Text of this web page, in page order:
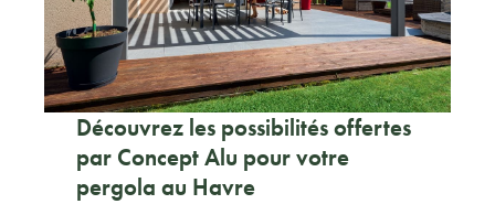
Découvrez les possibilités offertes
par Concept Alu pour votre
pergola au Havre